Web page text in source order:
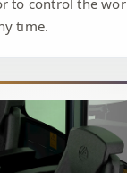
time.